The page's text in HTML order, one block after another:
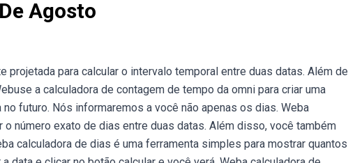
Agosto
projetada para calcular o intervalo temporal entre duas datas. Além de
a calculadora de contagem de tempo da omni para criar uma
futuro. Nós informaremos a você não apenas os dias. Weba
o número exato de dias entre duas datas. Além disso, você também
calculadora de dias é uma ferramenta simples para mostrar quantos